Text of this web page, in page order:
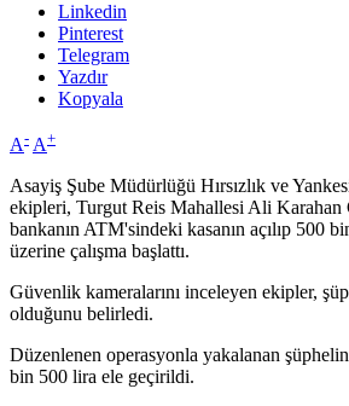
Linkedin
Pinterest
Telegram
Yazdır
Kopyala
A- A+
Asayiş Şube Müdürlüğü Hırsızlık ve
ekipleri, Turgut Reis Mahallesi Ali Karahan
bankanın ATM'sindeki kasanın açılıp 500
üzerine çalışma başlattı.
Güvenlik kameralarını inceleyen ekipler,
olduğunu belirledi.
Düzenlenen operasyonla yakalanan
bin 500 lira ele geçirildi.